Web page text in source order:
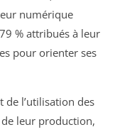
numérique
% attribués à leur
pour orienter ses
de l’utilisation des
leur production,